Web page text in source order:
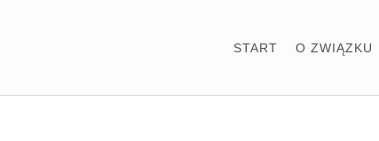
START O ZWIĄZKU